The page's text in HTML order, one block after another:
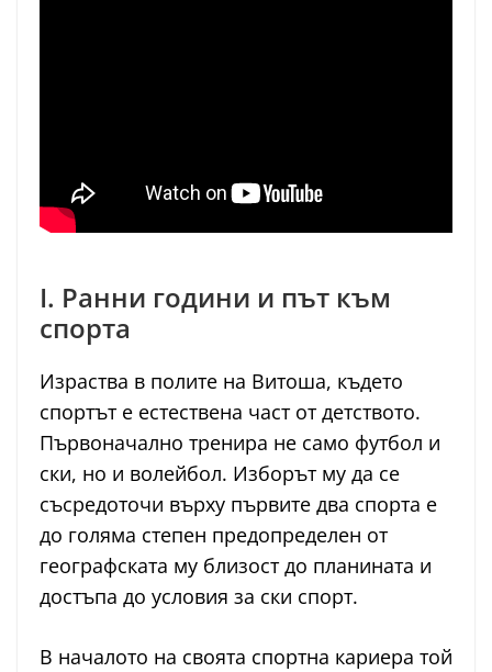
I. Ранни години и път към
спорта
Израства в полите на Витоша, където
спортът е естествена част от детството.
Първоначално тренира не само футбол и
ски, но и волейбол. Изборът му да се
съсредоточи върху първите два спорта е
до голяма степен предопределен от
географската му близост до планината и
достъпа до условия за ски спорт.
В началото на своята спортна кариера той